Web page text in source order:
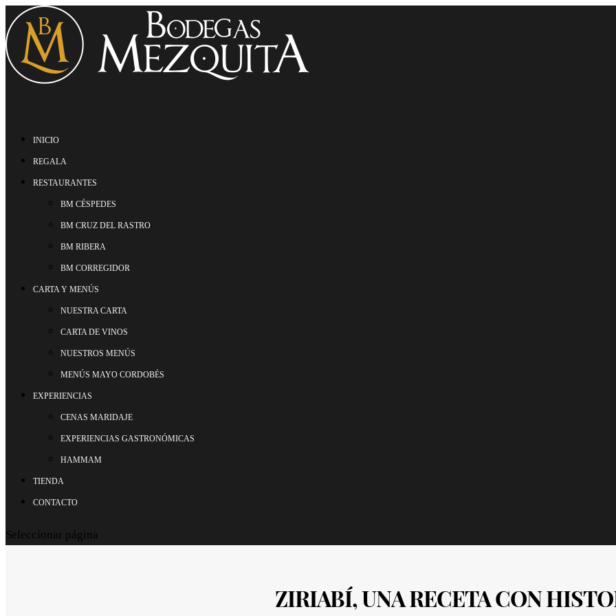
INICIO
REGALA
RESTAURANTES
BM CÉSPEDES
BM CRUZ DEL RASTRO
BM RIBERA
BM CORREGIDOR
CARTA Y MENÚS
NUESTRA CARTA
CARTA DE VINOS
NUESTROS MENÚS
MENÚS MAYO CORDOBÉS
EXPERIENCIAS
CENAS MARIDAJE
EXPERIENCIAS GASTRONÓMICAS
HAMMAM
TIENDA
CONTACTO
Seleccionar página
ZIRIABÍ, UNA RECETA CON